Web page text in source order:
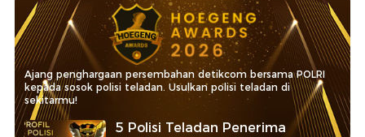
Ajang penghargaan persembahan detikcom bersama POLRI
kepada sosok polisi teladan. Usulkan polisi teladan di
sekitarmu!
5 Polisi Teladan Penerima